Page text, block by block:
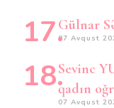
Gülnar
07 Avqust
Sevinc
qadın
07 Avqust